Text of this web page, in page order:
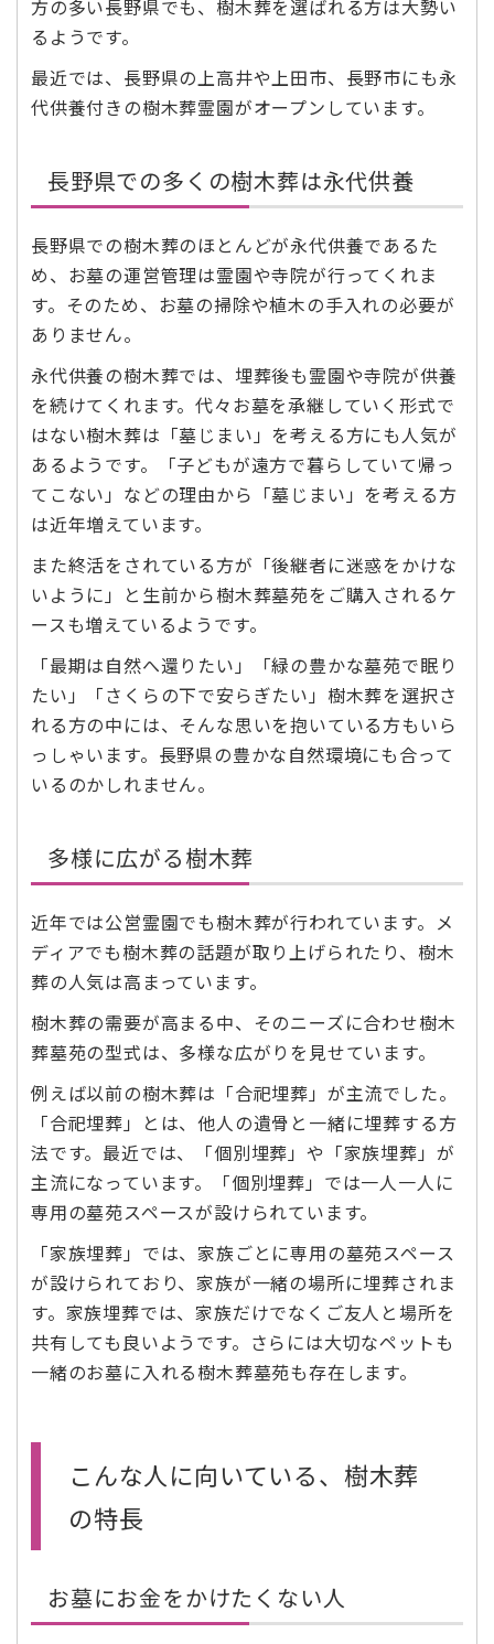
方の多い長野県でも、樹木葬を選ばれる方は大勢い
るようです。
最近では、長野県の上高井や上田市、長野市にも永
代供養付きの樹木葬霊園がオープンしています。
長野県での多くの樹木葬は永代供養
長野県での樹木葬のほとんどが永代供養であるた
め、お墓の運営管理は霊園や寺院が行ってくれま
す。そのため、お墓の掃除や植木の手入れの必要が
ありません。
永代供養の樹木葬では、埋葬後も霊園や寺院が供養
を続けてくれます。代々お墓を承継していく形式で
はない樹木葬は「墓じまい」を考える方にも人気が
あるようです。「子どもが遠方で暮らしていて帰っ
てこない」などの理由から「墓じまい」を考える方
は近年増えています。
また終活をされている方が「後継者に迷惑をかけな
いように」と生前から樹木葬墓苑をご購入されるケ
ースも増えているようです。
「最期は自然へ還りたい」「緑の豊かな墓苑で眠り
たい」「さくらの下で安らぎたい」樹木葬を選択さ
れる方の中には、そんな思いを抱いている方もいら
っしゃいます。長野県の豊かな自然環境にも合って
いるのかしれません。
多様に広がる樹木葬
近年では公営霊園でも樹木葬が行われています。メ
ディアでも樹木葬の話題が取り上げられたり、樹木
葬の人気は高まっています。
樹木葬の需要が高まる中、そのニーズに合わせ樹木
葬墓苑の型式は、多様な広がりを見せています。
例えば以前の樹木葬は「合祀埋葬」が主流でした。
「合祀埋葬」とは、他人の遺骨と一緒に埋葬する方
法です。最近では、「個別埋葬」や「家族埋葬」が
主流になっています。「個別埋葬」では一人一人に
専用の墓苑スペースが設けられています。
「家族埋葬」では、家族ごとに専用の墓苑スペース
が設けられており、家族が一緒の場所に埋葬されま
す。家族埋葬では、家族だけでなくご友人と場所を
共有しても良いようです。さらには大切なペットも
一緒のお墓に入れる樹木葬墓苑も存在します。
こんな人に向いている、樹木葬
の特長
お墓にお金をかけたくない人